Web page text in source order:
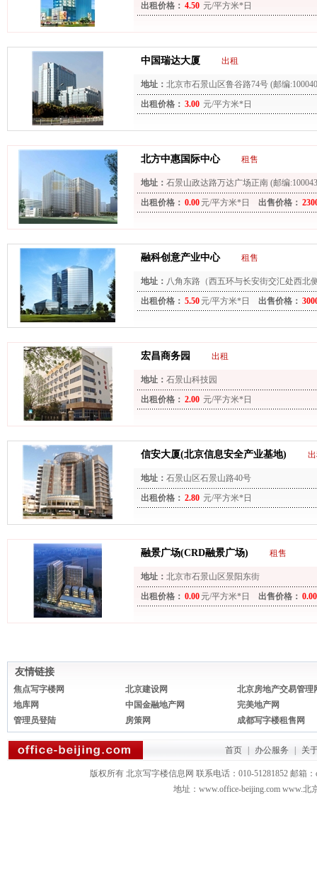
(邮编:100040)
出租价格： 4.50 元/平方米*日
中国瑞达大厦 出租
地址： 北京市石景山区鲁谷路74号 (邮编
出租价格： 3.00 元/平方米*日
北方中惠国际中心 租售
地址： 石景山政达路万达广场正南 (邮编
出租价格： 0.00 元/平方米*日 出售价格：
融科创意产业中心 租售
地址： 八角东路（西五环与长安街交汇处西北
出租价格： 5.50 元/平方米*日 出售价格：
宏昌商务园 出租
地址： 石景山科技园
出租价格： 2.00 元/平方米*日
信安大厦(北京信息安全产业基地)
地址： 石景山区石景山路40号
出租价格： 2.80 元/平方米*日
融景广场(CRD融景广场) 租售
地址： 北京市石景山区景阳东街
出租价格： 0.00 元/平方米*日 出售价格： 0.00
友情链接
焦点写字楼网 北京建设网
北京房地产交易管理
地库网
中国金融地产网
完美地产网
管理员登陆
房策网 成都写字楼租售网
首页 办公服务 关
版权所有 北京写字楼信息网 联系电话：010-51281852 邮箱：
地址：www.office-beijing.com www.